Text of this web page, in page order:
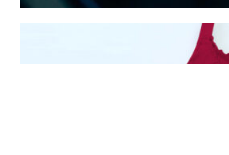
Mengintip Kepribadian
Wanita Dari Warna Bra